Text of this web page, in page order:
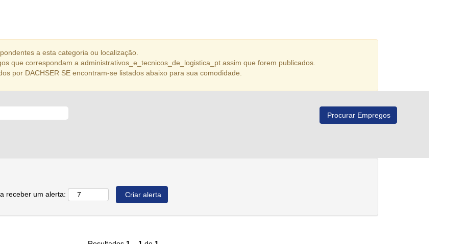
a esta categoria ou localização.
que correspondam a administrativos_e_tecnicos_de_logistica_pt assim que forem publicados.
por DACHSER SE encontram-se listados abaixo para sua comodidade.
receber um alerta: